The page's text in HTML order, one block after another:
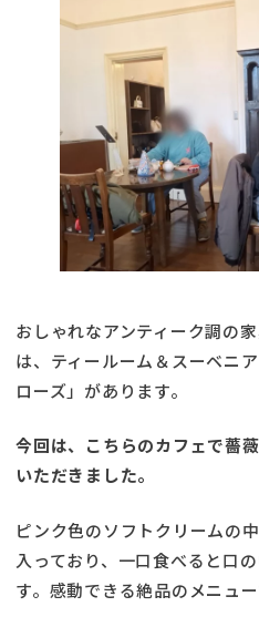
おしゃれなアンティーク調の
は、ティールーム＆スーベニ
ローズ」があります。
今回は、こちらのカフェで薔
いただきました。
ピンク色のソフトクリームの
入っており、一口食べると口
す。感動できる絶品のメニュー